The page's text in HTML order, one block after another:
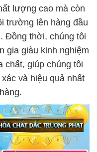
lượng cao mà còn
trường lên hàng đầu
Đồng thời, chúng tôi
gia giàu kinh nghiệm
chất, giúp chúng tôi
và hiệu quả nhất